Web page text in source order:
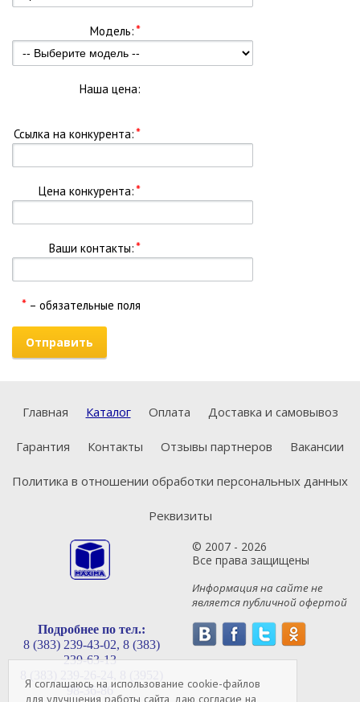
Я соглашаюсь на использование cookie-файлов
для улучшения работы сайта, даю согласие на
Модель:
Наша цена:
Ссылка на конкурента:
Цена конкурента:
Ваши контакты:
* – обязательные поля
Отправить
Главная Каталог Оплата Доставка и самовывоз
Гарантия Контакты Отзывы партнеров Вакансии
Политика в отношении обработки персональных данных
Реквизиты
© 2007 - 2026
Все права защищены
Информация на сайте не
является публичной офертой
Подробнее по тел.:
8 (383) 239-43-02, 8 (383)
239-63-13
98-36-86